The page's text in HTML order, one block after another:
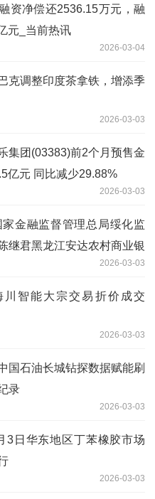
资净偿还2536.15万元，融
元_当前热讯
2026-03-04
克调整印度茶拿铁，增添季
2026-03-03
集团(03383)前2个月预售金
亿元 同比减少29.88%
2026-03-03
金融监督管理总局绥化监
继君黑龙江安达农村商业银
2026-03-03
川智能大宗交易折价成交
2026-03-03
国石油长城钻探数据赋能刷
录
2026-03-03
3日华东地区丁苯橡胶市场
2026-03-03